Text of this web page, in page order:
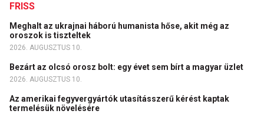
FRISS
Meghalt az ukrajnai háború humanista hőse, akit még az
oroszok is tiszteltek
2026. AUGUSZTUS 10.
Bezárt az olcsó orosz bolt: egy évet sem bírt a magyar üzlet
2026. AUGUSZTUS 10.
Az amerikai fegyvergyártók utasításszerű kérést kaptak
termelésük növelésére